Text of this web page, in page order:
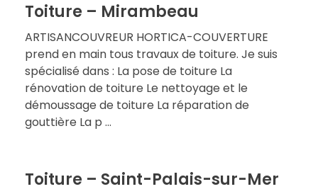
Toiture – Mirambeau
ARTISANCOUVREUR HORTICA-COUVERTURE
prend en main tous travaux de toiture. Je suis
spécialisé dans : La pose de toiture La
rénovation de toiture Le nettoyage et le
démoussage de toiture La réparation de
gouttière La p ...
Toiture – Saint-Palais-sur-Mer